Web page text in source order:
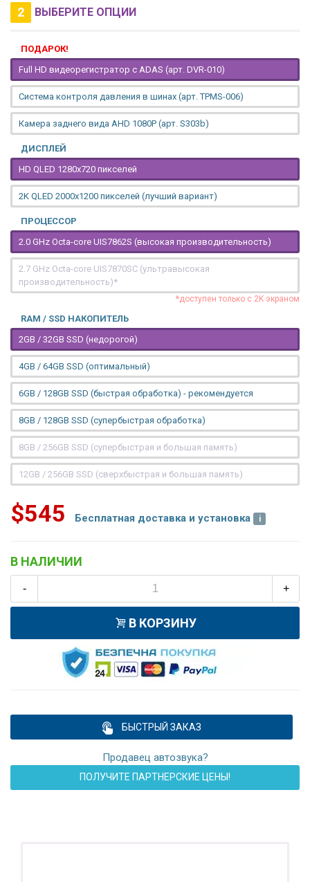
2 ВЫБЕРИТЕ ОПЦИИ
ПОДАРОК!
Full HD видеорегистратор с ADAS (арт. DVR-010)
Система контроля давления в шинах (арт. TPMS-006)
Камера заднего вида AHD 1080P (арт. S303b)
ДИСПЛЕЙ
HD QLED 1280x720 пикселей
2K QLED 2000х1200 пикселей (лучший вариант)
ПРОЦЕССОР
2.0 GHz Octa-core UIS7862S (высокая производительность)
2.7 GHz Octa-core UIS7870SC (ультравысокая
производительность)*
*доступен только с 2K экраном
RAM / SSD НАКОПИТЕЛЬ
2GB / 32GB SSD (недорогой)
4GB / 64GB SSD (оптимальный)
6GB / 128GB SSD (быстрая обработка) - рекомендуется
8GB / 128GB SSD (супербыстрая обработка)
8GB / 256GB SSD (супербыстрая и большая память)
12GB / 256GB SSD (сверхбыстрая и большая память)
$545 Бесплатная доставка и установка
В НАЛИЧИИ
- +
В КОРЗИНУ
БЫСТРЫЙ ЗАКАЗ
Продавец автозвука?
ПОЛУЧИТЕ ПАРТНЕРСКИЕ ЦЕНЫ!